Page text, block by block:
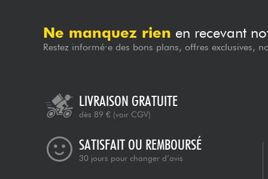
Ne manquez rien en recevant
Restez informé·e des bons plans, offres exclusives,
LIVRAISON GRATUITE
dès 89 € (voir CGV)
SATISFAIT OU REMBOURSÉ
30 jours pour changer d’avis